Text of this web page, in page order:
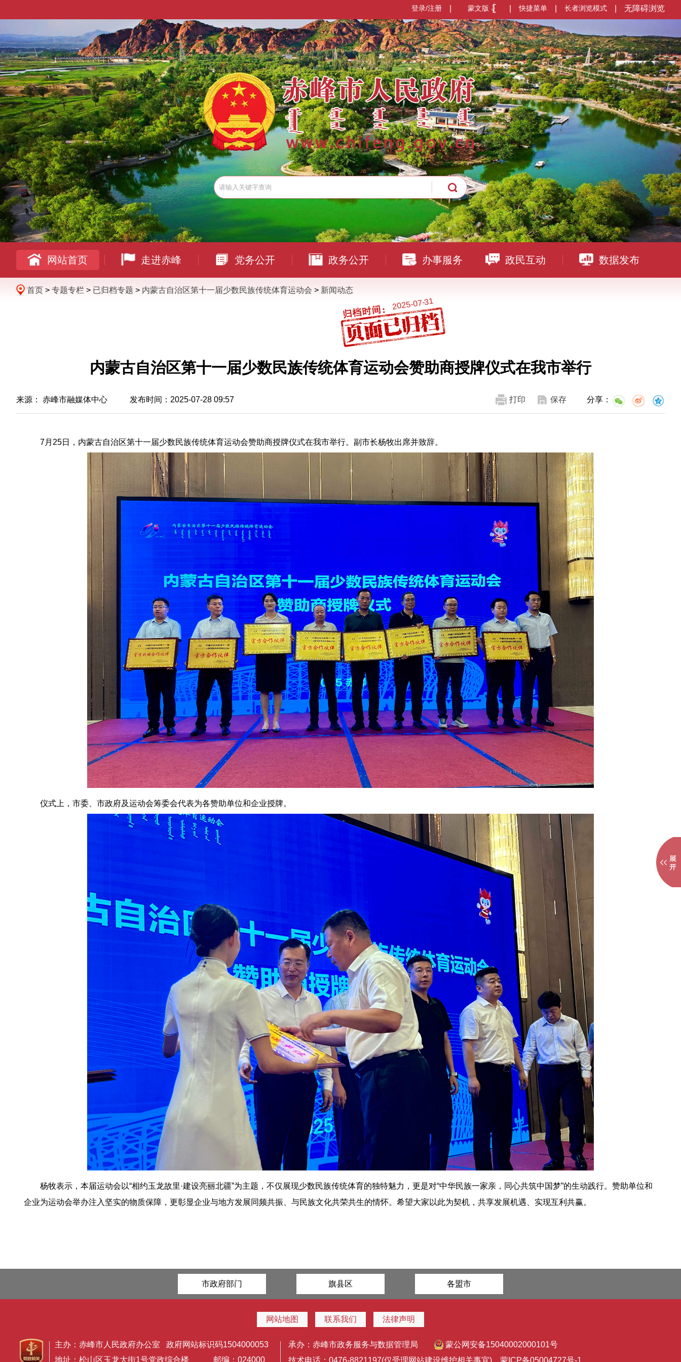
无障碍浏览
长者浏览模式
快捷菜单
蒙文版
登录/注册
网站首页 走进赤峰 党务公开 政务公开 办事服务 政民互动 数据发布
2025-07-31
首页 > 专题专栏 > 已归档专题 > 内蒙古自治区第十一届少数民族传统体育运动会 > 新闻动态
内蒙古自治区第十一届少数民族传统体育运动会赞助商授牌仪式在我市举行
来源： 赤峰市融媒体中心 发布时间：2025-07-28 09:57 打印 保存 分享：
7月25日，内蒙古自治区第十一届少数民族传统体育运动会赞助商授牌仪式在我市举行。副市长杨牧出席并致辞。
仪式上，市委、市政府及运动会筹委会代表为各赞助单位和企业授牌。
杨牧表示，本届运动会以“相约玉龙故里·建设亮丽北疆”为主题，不仅展现少数民族传统体育的独特魅力，更是对“中华民族一家亲，同心共筑中国梦”的生动践行。赞助单位和
企业为运动会举办注入坚实的物质保障，更彰显企业与地方发展同频共振、与民族文化共荣共生的情怀。希望大家以此为契机，共享发展机遇、实现互利共赢。
市政府部门 旗县区 各盟市
网站地图 联系我们 法律声明
主办：赤峰市人民政府办公室 政府网站标识码1504000053
地址：松山区玉龙大街1号党政综合楼 邮编：024000
承办：赤峰市政务服务与数据管理局
蒙公网安备15040002000101号